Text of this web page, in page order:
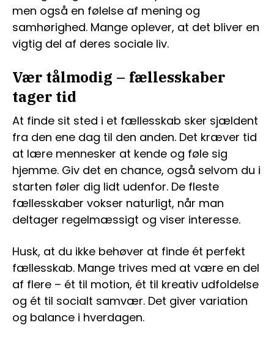
men også en følelse af mening og
samhørighed. Mange oplever, at det bliver en
vigtig del af deres sociale liv.
Vær tålmodig – fællesskaber
tager tid
At finde sit sted i et fællesskab sker sjældent
fra den ene dag til den anden. Det kræver tid
at lære mennesker at kende og føle sig
hjemme. Giv det en chance, også selvom du i
starten føler dig lidt udenfor. De fleste
fællesskaber vokser naturligt, når man
deltager regelmæssigt og viser interesse.
Husk, at du ikke behøver at finde ét perfekt
fællesskab. Mange trives med at være en del
af flere – ét til motion, ét til kreativ udfoldelse
og ét til socialt samvær. Det giver variation
og balance i hverdagen.